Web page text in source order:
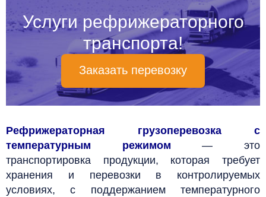
Услуги рефрижераторного
транспорта!
Заказать перевозку
Рефрижераторная грузоперевозка с
температурным режимом
— это
транспортировка продукции, которая требует
хранения и перевозки в контролируемых
условиях, с поддержанием температурного